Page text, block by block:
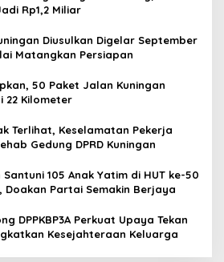
Rp1,2 Miliar
Diusulkan Digelar September
Matangkan Persiapan
50 Paket Jalan Kuningan
22 Kilometer
Terlihat, Keselamatan Pekerja
Gedung DPRD Kuningan
105 Anak Yatim di HUT ke-50
Doakan Partai Semakin Berjaya
DPPKBP3A Perkuat Upaya Tekan
Kesejahteraan Keluarga